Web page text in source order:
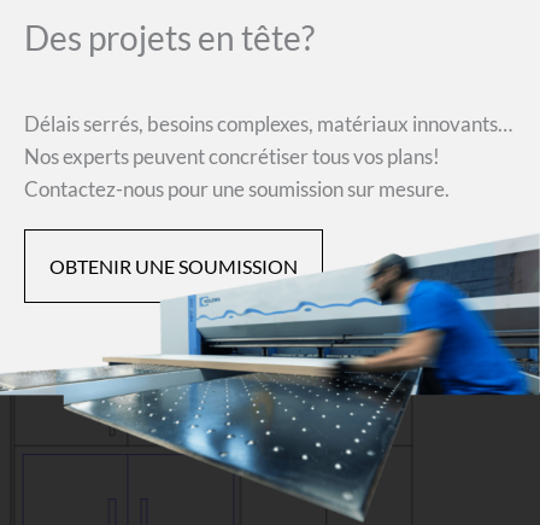
Des projets en tête?
Délais serrés, besoins complexes, matériaux innovants…
Nos experts peuvent concrétiser tous vos plans!
Contactez-nous pour une soumission sur mesure.
OBTENIR UNE SOUMISSION